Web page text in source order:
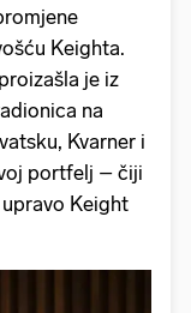
Keighta.
je iz
na
Kvarner i
portfelj – čiji
Keight